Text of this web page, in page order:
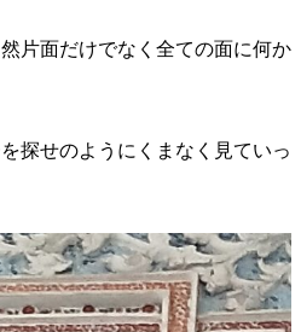
片面だけでなく全ての面に何か
探せのようにくまなく見ていっ